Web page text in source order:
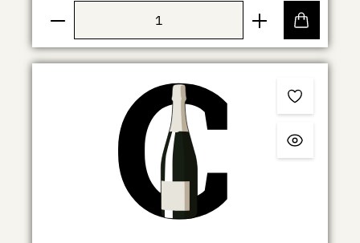
Produkt Anzahl: Gib den gewünschten Wert ein